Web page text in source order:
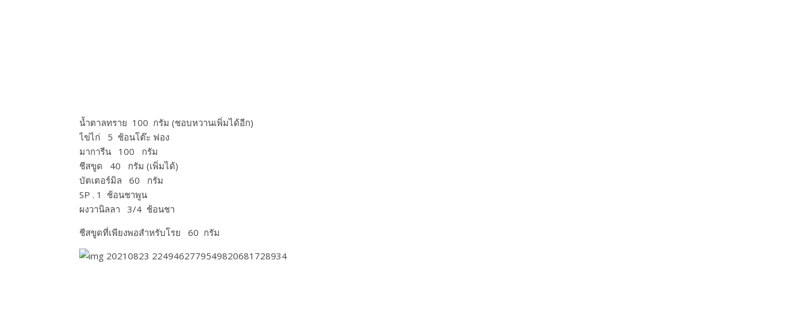
น้ำตาลทราย 100 กรัม (ชอบหวานเพิ่มได้อีก)
ไข่ไก่ 5 ช้อนโต๊ะ ฟอง
มาการีน 100 กรัม
ชีสขูด 40 กรัม (เพิ่มได้)
บัตเตอร์มิล 60 กรัม
SP . 1 ช้อนชาพูน
ผงวานิลลา 3/4 ช้อนชา
ชีสขูดที่เพียงพอสำหรับโรย 60 กรัม​